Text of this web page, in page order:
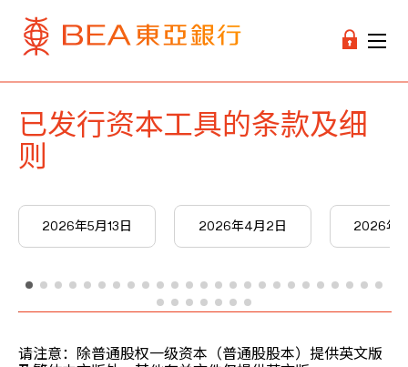
已发行资本工具的条款及细
则
2026年5月13日 2026年4月2日 2026年3
请注意：除普通股权一级资本（普通股股本）提供英文版